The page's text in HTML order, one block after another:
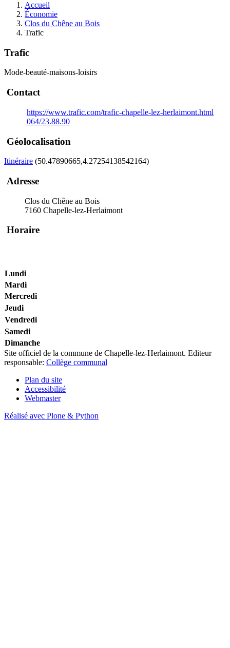
Accueil
Économie
Clos du Chêne au Bois
Trafic
Trafic
Mode-beauté-maisons-loisirs
Contact
https://www.trafic.com/trafic-chapelle-lez-herlaimont.html
064/23.88.90
Géolocalisation
Itinéraire (50.47890665,4.27254138542164)
Adresse
Clos du Chêne au Bois
7160 Chapelle-lez-Herlaimont
Horaire
Lundi
Mardi
Mercredi
Jeudi
Vendredi
Samedi
Dimanche
Site officiel de la commune de Chapelle-lez-Herlaimont. Editeur
responsable: Collège communal
Plan du site
Accessibilité
Webmaster
Réalisé avec Plone & Python